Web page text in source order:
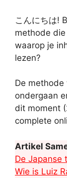
s
A
p
g
こんにちは!
methode
waarop je
lezen?
De methode
ondergaan
dit moment
complete
Artikel
De Japanse
Wie is Luiz